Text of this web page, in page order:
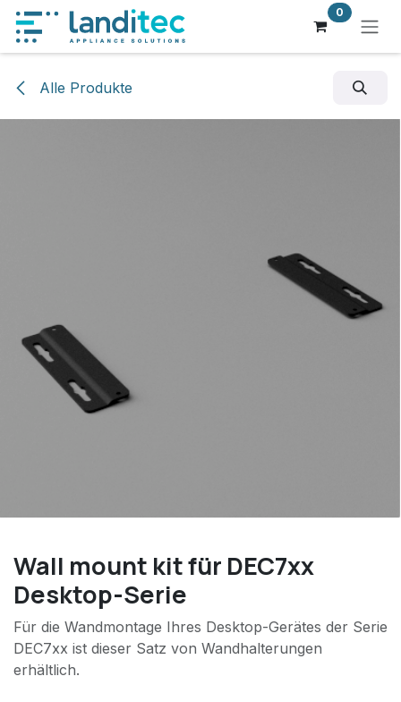
Zum Inhalt springen 0
Alle Produkte
Wall mount kit für DEC7xx
Desktop-Serie
Für die Wandmontage Ihres Desktop-Gerätes der Serie
DEC7xx ist dieser Satz von Wandhalterungen
erhältlich.